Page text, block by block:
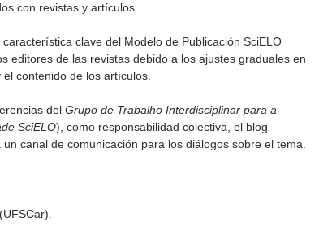
con revistas y artículos.
clave del Modelo de Publicación SciELO
editores de las revistas debido a los ajustes graduales en
contenido de los artículos.
del Grupo de Trabalho Interdisciplinar para a
SciELO), como responsabilidad colectiva, el blog
canal de comunicación para los diálogos sobre el tema.